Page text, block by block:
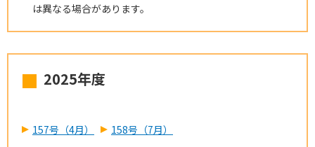
は異なる場合があります。
2025年度
157号（4月） 158号（7月）